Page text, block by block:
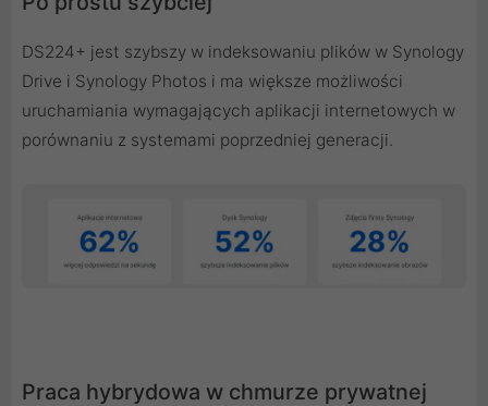
DS224+ jest szybszy w indeksowaniu plików w Synology
Drive i Synology Photos i ma większe możliwości
uruchamiania wymagających aplikacji internetowych w
porównaniu z systemami poprzedniej generacji.
Praca hybrydowa w chmurze prywatnej